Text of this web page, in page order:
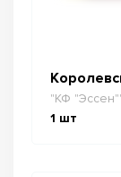
"КФ
1 шт